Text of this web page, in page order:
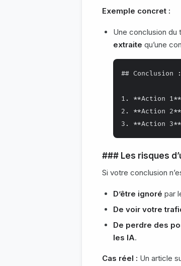
Exemple concret :
Une conclusion du
extraite qu’une
## Conclusion
1. **Action
2. **Action
### Les risques
Si votre conclusion
D’être ignoré par
De voir votre
De perdre des
les IA.
Cas réel : Un article